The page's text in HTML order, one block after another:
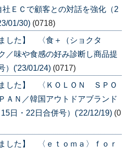
ＥＣで顧客との対話を強化（2
01/30) (0718)
した】 〈食＋（ショクタ
／味や食感の好み診断し商品提
）('23/01/24) (0717)
した】 〈ＫＯＬＯＮ ＳＰＯ
ＡＮ／韓国アウトドアブランド
日・22日合併号）('22/12/19) (0
した】 〈ｅｔｏｍａ〉ｆｏｒ